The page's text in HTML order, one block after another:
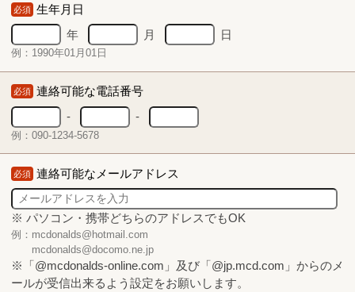
必須 生年月日
年
月 日
例：1990年01月01日
必須 連絡可能な電話番号
-
-
例：090-1234-5678
必須 連絡可能なメールアドレス
※ パソコン・携帯どちらのアドレスでもOK
例：mcdonalds@hotmail.com
mcdonalds@docomo.ne.jp
※「@mcdonalds-online.com」及び「@jp.mcd.com」からのメ
ールが受信出来るよう設定をお願いします。